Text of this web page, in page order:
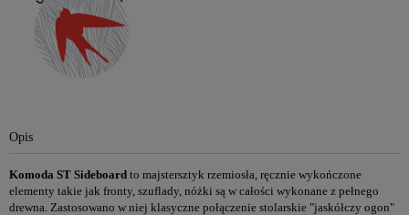
Opis
Komoda ST Sideboard to majstersztyk rzemiosła, ręcznie wykończone
elementy takie jak fronty, szuflady, nóżki są w całości wykonane z pełnego
drewna. Zastosowano w niej klasyczne połączenie stolarskie "jaskółczy ogon"